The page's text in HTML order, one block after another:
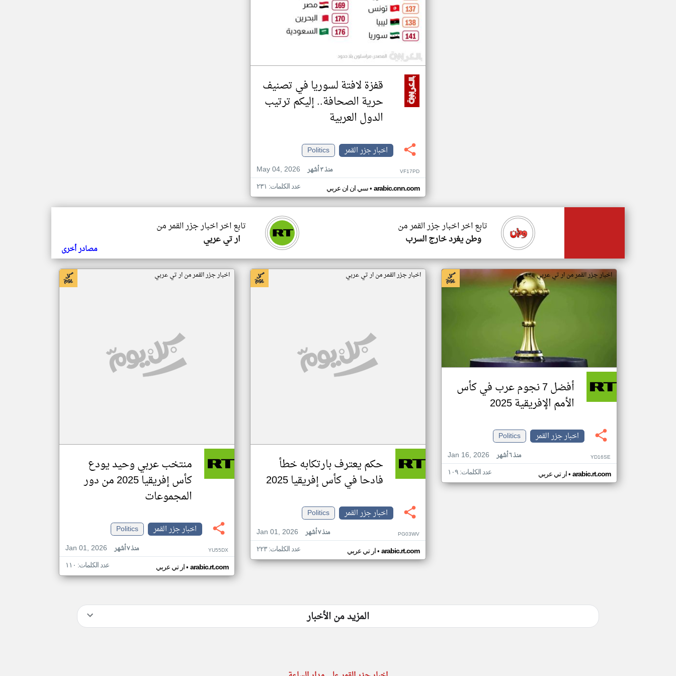
قفزة لافتة لسوريا في تصنيف
حرية الصحافة.. إليكم ترتيب
الدول العربية
اخبار جزر القمر
Politics
May 04, 2026
منذ ٣ أشهر VF17PD
سي ان ان عربي• arabic.cnn.com عدد الكلمات: ٢٣١
تابع اخر اخبار جزر القمر من
ار تي عربي
تابع اخر اخبار جزر القمر من
وطن يغرد خارج السرب
مصادر أخرى
اخبار جزر القمر من ار تي عربي
أفضل 7 نجوم عرب في كأس
الأمم الإفريقية 2025
اخبار جزر القمر
Politics
Jan 16, 2026
منذ ٦ أشهر YD16SE
ار تي عربي• arabic.rt.com عدد الكلمات: ١٠٩
اخبار جزر القمر من ار تي عربي
حكم يعترف بارتكابه خطأ
فادحا في كأس إفريقيا 2025
اخبار جزر القمر
Politics
Jan 01, 2026
منذ ٧ أشهر PG03WV
ار تي عربي• arabic.rt.com عدد الكلمات: ٢٢٣
اخبار جزر القمر من ار تي عربي
منتخب عربي وحيد يودع
كأس إفريقيا 2025 من دور
المجموعات
اخبار جزر القمر
Politics
Jan 01, 2026
منذ ٧ أشهر YU55DX
ار تي عربي• arabic.rt.com عدد الكلمات: ١١٠
المزيد من الأخبار